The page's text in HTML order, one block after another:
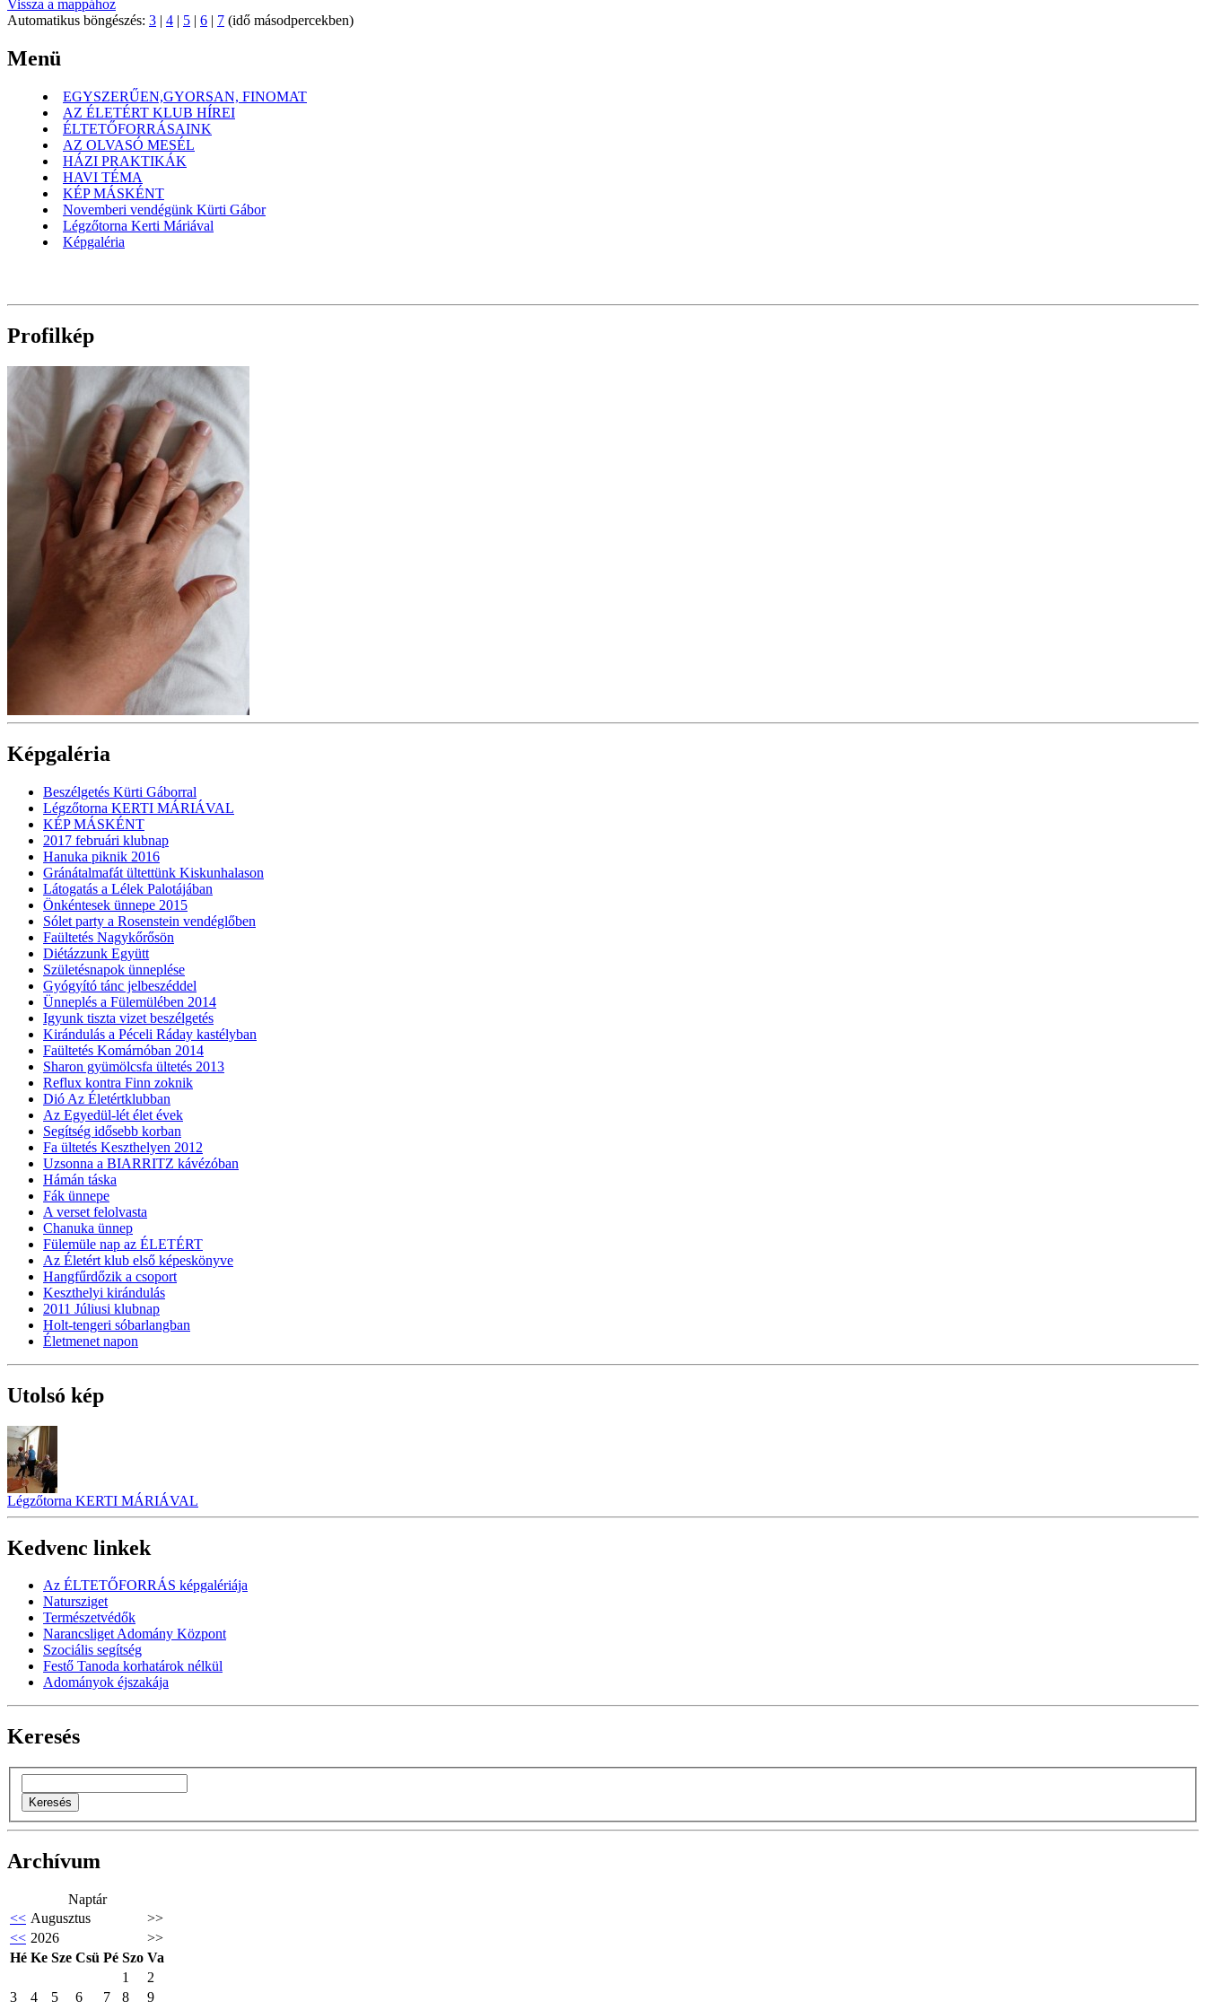
Vissza a mappához
Automatikus böngészés: 3 | 4 | 5 | 6 | 7 (idő másodpercekben)
Menü
EGYSZERŰEN,GYORSAN, FINOMAT
AZ ÉLETÉRT KLUB HÍREI
ÉLTETŐFORRÁSAINK
AZ OLVASÓ MESÉL
HÁZI PRAKTIKÁK
HAVI TÉMA
KÉP MÁSKÉNT
Novemberi vendégünk Kürti Gábor
Légzőtorna Kerti Máriával
Képgaléria
Profilkép
Képgaléria
Beszélgetés Kürti Gáborral
Légzőtorna KERTI MÁRIÁVAL
KÉP MÁSKÉNT
2017 februári klubnap
Hanuka piknik 2016
Gránátalmafát ültettünk Kiskunhalason
Látogatás a Lélek Palotájában
Önkéntesek ünnepe 2015
Sólet party a Rosenstein vendéglőben
Faültetés Nagykőrősön
Diétázzunk Együtt
Születésnapok ünneplése
Gyógyító tánc jelbeszéddel
Ünneplés a Fülemülében 2014
Igyunk tiszta vizet beszélgetés
Kirándulás a Péceli Ráday kastélyban
Faültetés Komárnóban 2014
Sharon gyümölcsfa ültetés 2013
Reflux kontra Finn zoknik
Dió Az Életértklubban
Az Egyedül-lét élet évek
Segítség idősebb korban
Fa ültetés Keszthelyen 2012
Uzsonna a BIARRITZ kávézóban
Hámán táska
Fák ünnepe
A verset felolvasta
Chanuka ünnep
Fülemüle nap az ÉLETÉRT
Az Életért klub első képeskönyve
Hangfűrdőzik a csoport
Keszthelyi kirándulás
2011 Júliusi klubnap
Holt-tengeri sóbarlangban
Életmenet napon
Utolsó kép
Légzőtorna KERTI MÁRIÁVAL
Kedvenc linkek
Az ÉLTETŐFORRÁS képgalériája
Natursziget
Természetvédők
Narancsliget Adomány Központ
Szociális segítség
Festő Tanoda korhatárok nélkül
Adományok éjszakája
Keresés
Archívum
Naptár
<< Augusztus
>>
<< 2026
>>
Hé Ke Sze Csü Pé Szo Va
1
2
3
4 5 6 7 8
9